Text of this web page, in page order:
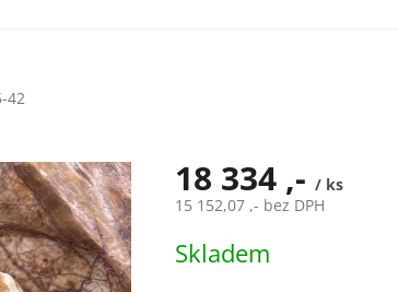
42
18 334 ,- / ks
15 152,07 ,- bez DPH
cena:
Skladem